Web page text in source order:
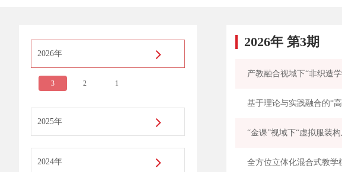
2026年
3 2 1
2025年
2024年
2026年 第3期
基于理论与实践融合的“
“金课”视域下“虚拟服装